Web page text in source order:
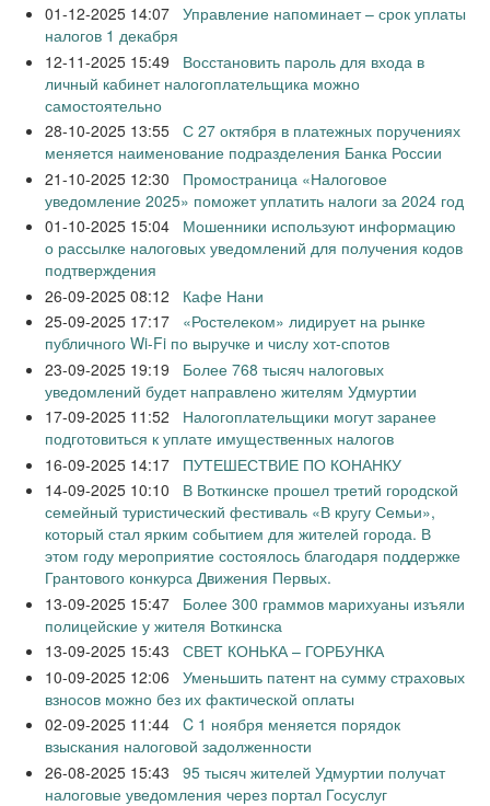
01-12-2025 14:07 Управление напоминает – срок уплаты
налогов 1 декабря
12-11-2025 15:49
Восстановить пароль для входа в
личный кабинет налогоплательщика можно
самостоятельно
28-10-2025 13:55 С 27 октября в платежных поручениях
меняется наименование подразделения Банка России
21-10-2025 12:30
Промостраница «Налоговое
уведомление 2025» поможет уплатить налоги за 2024 год
01-10-2025 15:04
Мошенники используют информацию
о рассылке налоговых уведомлений для получения кодов
подтверждения
26-09-2025 08:12
Кафе Нани
25-09-2025 17:17
«Ростелеком» лидирует на рынке
публичного Wi-Fi по выручке и числу хот-спотов
23-09-2025 19:19
Более 768 тысяч налоговых
уведомлений будет направлено жителям Удмуртии
17-09-2025 11:52
Налогоплательщики могут заранее
подготовиться к уплате имущественных налогов
16-09-2025 14:17
ПУТЕШЕСТВИЕ ПО КОНАНКУ
14-09-2025 10:10
В Воткинске прошел третий городской
семейный туристический фестиваль «В кругу Семьи»,
который стал ярким событием для жителей города. В
этом году мероприятие состоялось благодаря поддержке
Грантового конкурса Движения Первых.
13-09-2025 15:47
Более 300 граммов марихуаны изъяли
полицейские у жителя Воткинска
13-09-2025 15:43
СВЕТ КОНЬКА – ГОРБУНКА
10-09-2025 12:06
Уменьшить патент на сумму страховых
взносов можно без их фактической оплаты
02-09-2025 11:44 C 1 ноября меняется порядок
взыскания налоговой задолженности
26-08-2025 15:43
95 тысяч жителей Удмуртии получат
налоговые уведомления через портал Госуслуг